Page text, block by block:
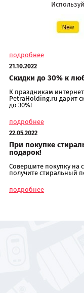
подробнее
21.10.2022
Скидки до 30% к
К праздникам
PetraHolding.ru дарит
до 30%!
подробнее
22.05.2022
При покупке
подарок!
Совершите покупку на
получите стиральный
подробнее